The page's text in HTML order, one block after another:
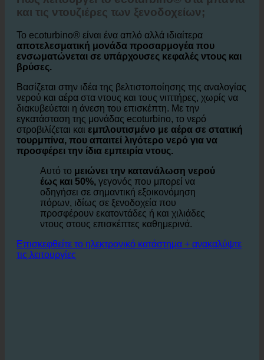
Πώς λειτουργεί το ecoturbino® στα μπάνια
και τις ντουζιέρες των ξενοδοχείων;
Το ecoturbino® είναι ένα απλό αλλά ιδιαίτερα
αποτελεσματική μονάδα προσαρμογέα που
ενσωματώνεται σε υπάρχουσες κεφαλές ντους και
βρύσες.
Βασίζεται στην ιδέα της βελτιστοποίησης της αναλογίας
νερού και αέρα στα ντους και τους νιπτήρες, χωρίς να
διακυβεύεται η άνεση του επισκέπτη. Με την
εγκατάσταση της μονάδας ecoturbino, το νερό
στροβιλίζεται καιεμπλουτισμένο με αέρα σε στατική
τουρμπίνα, που απαιτεί λιγότερο νερό για να
προσφέρει την ίδια εμπειρία ντους.
Αυτό το μειώνει την κατανάλωση νερού
έως και 50%,γεγονός που μπορεί να
οδηγήσει σε σημαντική εξοικονόμηση
πόρων, ιδίως σε ξενοδοχεία που
προσφέρουν εκατοντάδες ή και χιλιάδες
ντους στους επισκέπτες καθημερινά.
Επισκεφθείτε το ηλεκτρονικό κατάστημα + ανακαλύψτε